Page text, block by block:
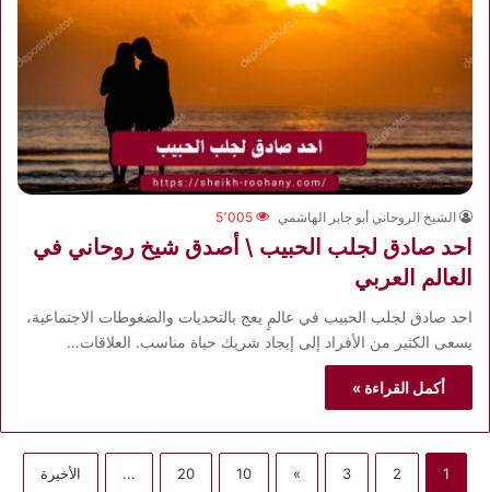
الشيخ الروحاني أبو جابر الهاشمي 5٬005
احد صادق لجلب الحبيب \ أصدق شيخ روحاني في
العالم العربي
احد صادق لجلب الحبيب في عالمٍ يعج بالتحديات والضغوطات الاجتماعية،
يسعى الكثير من الأفراد إلى إيجاد شريك حياة مناسب. العلاقات…
أكمل القراءة »
1
2
3
»
10
20
... الأخيرة